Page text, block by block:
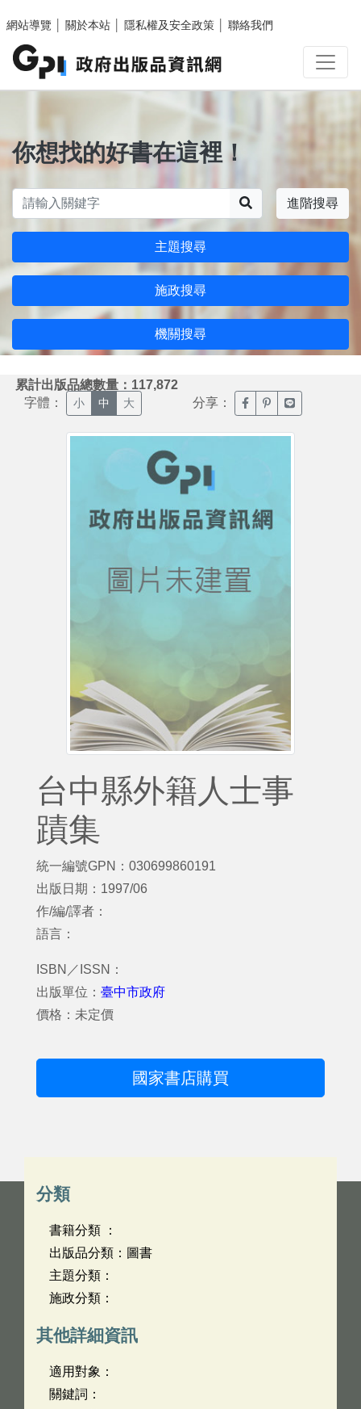
網站導覽
關於本站 隱私權及安全政策 聯絡我們
你想找的好書在這裡！
進階搜尋
主題搜尋
施政搜尋
機關搜尋
累計出版品總數量：117,872
字體： 小 中 大 分享： 臉書分享(另開新視窗)
噗浪分享(另開新
Line分享(另
台中縣外籍人士事
蹟集
統一編號GPN：030699860191
出版日期：1997/06
作/編/譯者：
語言：
ISBN／ISSN：
出版單位： 臺中市政府
價格：未定價
國家書店購買
分類
書籍分類 ：
出版品分類：圖書
主題分類：
施政分類：
其他詳細資訊
適用對象：
關鍵詞：